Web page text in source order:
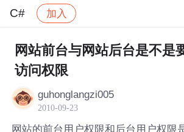
C# 加入
社区 C# 帖子详情
网站前台与网站后台是不是
访问权限
guhonglangzi005
2010-09-23
网站的前台用户权限和后台用户权限